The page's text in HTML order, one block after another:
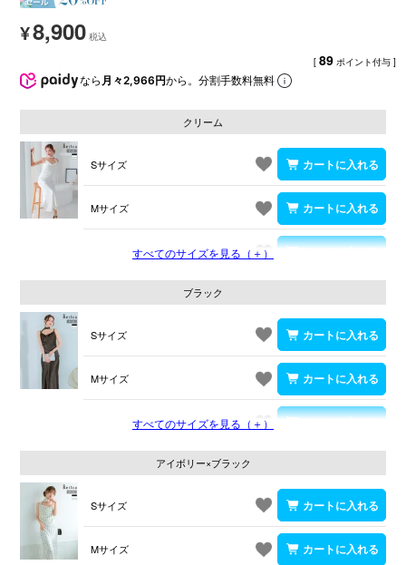
¥8,900
[ 89 ポイント付与 ]
なら 月々2,966円から。分割手数料無料
クリーム
Sサイズ
Mサイズ
すべてのサイズを見る（＋）
ブラック
Sサイズ
Mサイズ
すべてのサイズを見る（＋）
アイボリー×ブラック
Sサイズ
Mサイズ